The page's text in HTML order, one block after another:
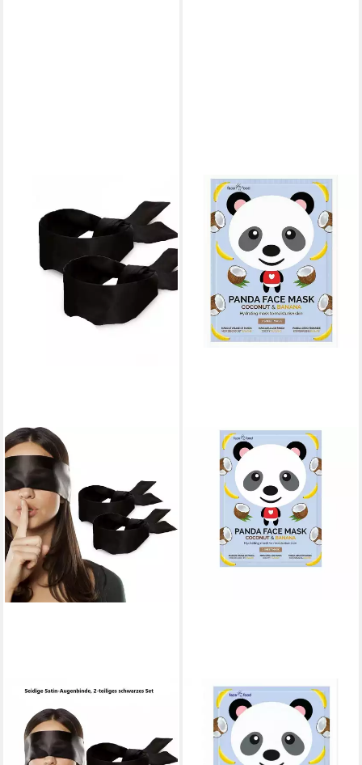
MONTEGONI
Tuchmaske Seiden-Satin
Schlafmaske – Weiche
Augenbinde, 2er Pack
7TH HEAVEN
Verkleidungsmaske Montagne
Jeunesse Panda Face Mask 1